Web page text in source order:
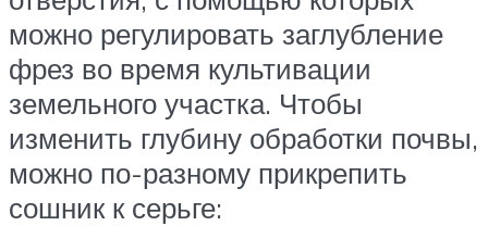
можно регулировать заглубление
фрез во время культивации
земельного участка. Чтобы
изменить глубину обработки почвы,
можно по-разному прикрепить
сошник к серьге: